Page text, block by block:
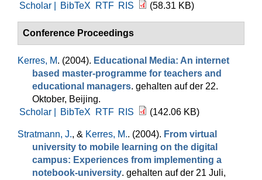
Scholar |
BibTeX RTF RIS (58.31 KB)
Conference Proceedings
Kerres, M. (2004). Educational Media: An internet
based master-programme for teachers and
educational managers. gehalten auf der 22.
Oktober, Beijing.
Scholar |
BibTeX RTF RIS (142.06 KB)
Stratmann, J., & Kerres, M.. (2004). From virtual
university to mobile learning on the digital
campus: Experiences from implementing a
notebook-university. gehalten auf der 21 Juli,